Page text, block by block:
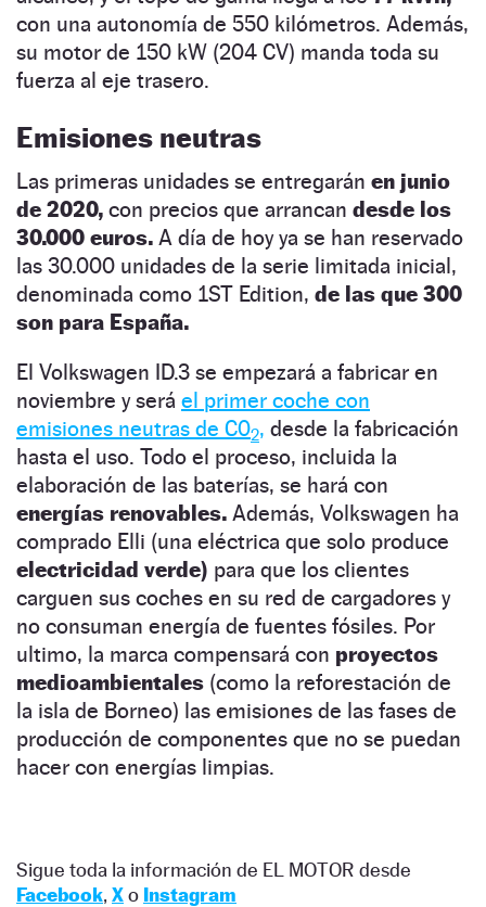
con una autonomía de 550 kilómetros. Además,
su motor de 150 kW (204 CV) manda toda su
fuerza al eje trasero.
Emisiones neutras
Las primeras unidades se entregarán en junio
de 2020, con precios que arrancan desde los
30.000 euros. A día de hoy ya se han reservado
las 30.000 unidades de la serie limitada inicial,
denominada como 1ST Edition, de las que 300
son para España.
El Volkswagen ID.3 se empezará a fabricar en
noviembre y será el primer coche con
emisiones neutras de C02, desde la fabricación
hasta el uso. Todo el proceso, incluida la
elaboración de las baterías, se hará con
energías renovables. Además, Volkswagen ha
comprado Elli (una eléctrica que solo produce
electricidad verde) para que los clientes
carguen sus coches en su red de cargadores y
no consuman energía de fuentes fósiles. Por
ultimo, la marca compensará con proyectos
medioambientales (como la reforestación de
la isla de Borneo) las emisiones de las fases de
producción de componentes que no se puedan
hacer con energías limpias.
Sigue toda la información de EL MOTOR desde
Facebook, Xo Instagram